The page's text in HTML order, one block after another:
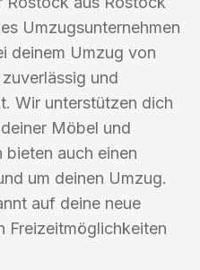
Umzugsunternehmen
deinem Umzug von
und
Wir unterstützen dich
Möbel und
auch einen
um deinen Umzug.
auf deine neue
Freizeitmöglichkeiten